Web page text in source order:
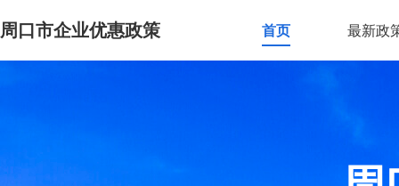
周口市企业优惠政策 首页 最新政